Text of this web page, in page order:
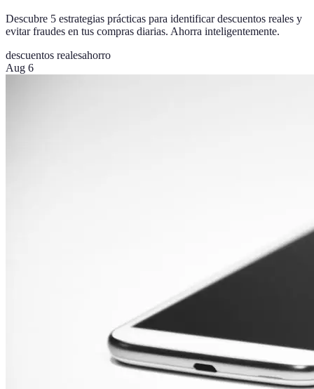
Descubre 5 estrategias prácticas para identificar descuentos reales y
evitar fraudes en tus compras diarias. Ahorra inteligentemente.
descuentos realesahorro
Aug 6